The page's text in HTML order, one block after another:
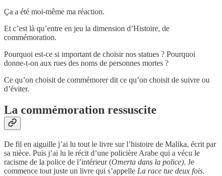
Ça a été moi-même ma réaction.
Et c’est là qu’entre en jeu la dimension d’Histoire, de
commémoration.
Pourquoi est-ce si important de choisir nos statues ? Pourquoi
donne-t-on aux rues des noms de personnes mortes ?
Ce qu’on choisit de commémorer dit ce qu’on choisit de suivre ou
d’éviter.
La commémoration ressuscite
De fil en aiguille j’ai lu tout le livre sur l’histoire de Malika, écrit par
sa nièce. Puis j’ai lu le récit d’une policière Arabe qui a vécu le
racisme de la police de l’intérieur (Omerta dans la police). Je
commence tout juste un livre qui s’appelle La race tue deux fois.